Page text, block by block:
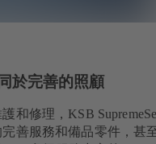
於完善的照顧
和修理，KSB
善服務和備品零件，甚